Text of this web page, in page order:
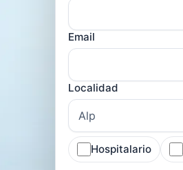
Email
Localidad
Hospitalario